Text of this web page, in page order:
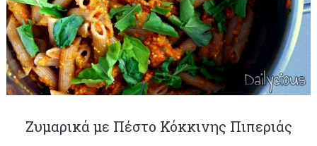
Ζυμαρικά με Πέστο Κόκκινης Πιπεριάς